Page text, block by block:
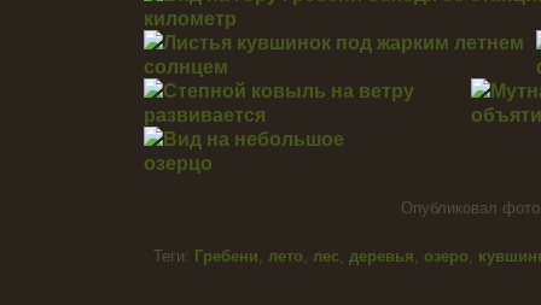
Опубликовал
Теги: Гребени, лето, лес, деревья, озеро,